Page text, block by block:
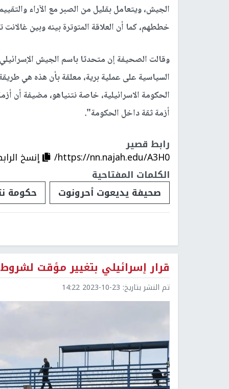
الجيش، ويتعامل بقليل من الصبر مع الآراء
خططهم، كما أن العلاقة المتوترة بينه وبين
وقالت الصحيفة إن متحدثا باسم الجيش
السياسية على عملية برية، معلقة بأن هذه هي
الحكومة الاسرائيلية، خاصة نتنياهو، مضيفة أن
أزمة ثقة داخل الحكومة".
رابط قصير
https://nn.najah.edu/A3H0/
إنسخ
الكلمات المفتاحية
صحيفة يديعوت أحرونوت
حكومة
قرار إسرائيلي بتغيير مؤقت لشروط
تم النشر بتاريخ: 2023-10-23 14:22